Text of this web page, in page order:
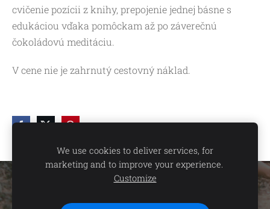
cvičenie pozícii z knihy, prepojenie jednej básne s
edukáciou vďaka pomôckam až po záverečnú
čokoládovú meditáciu.
V cene nie je zahrnutý cestovný náklad.
Súbory cookie
We use cookies to deliver services, for
marketing and to improve your experience.
Customize